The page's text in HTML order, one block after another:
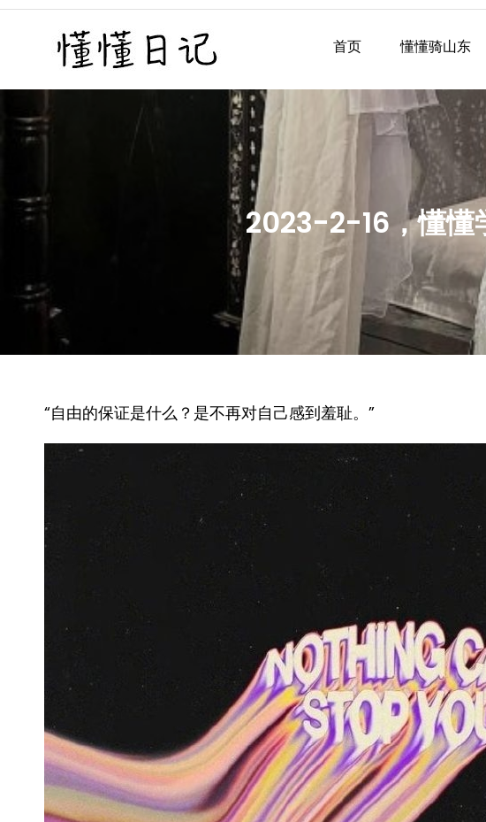
Skip
懂懂日记
懂懂日记网每天同步更新懂懂学习群内容
首页 懂懂骑山东
2023-2-16，懂懂
“自由的保证是什么？是不再对自己感到羞耻。” ​​​